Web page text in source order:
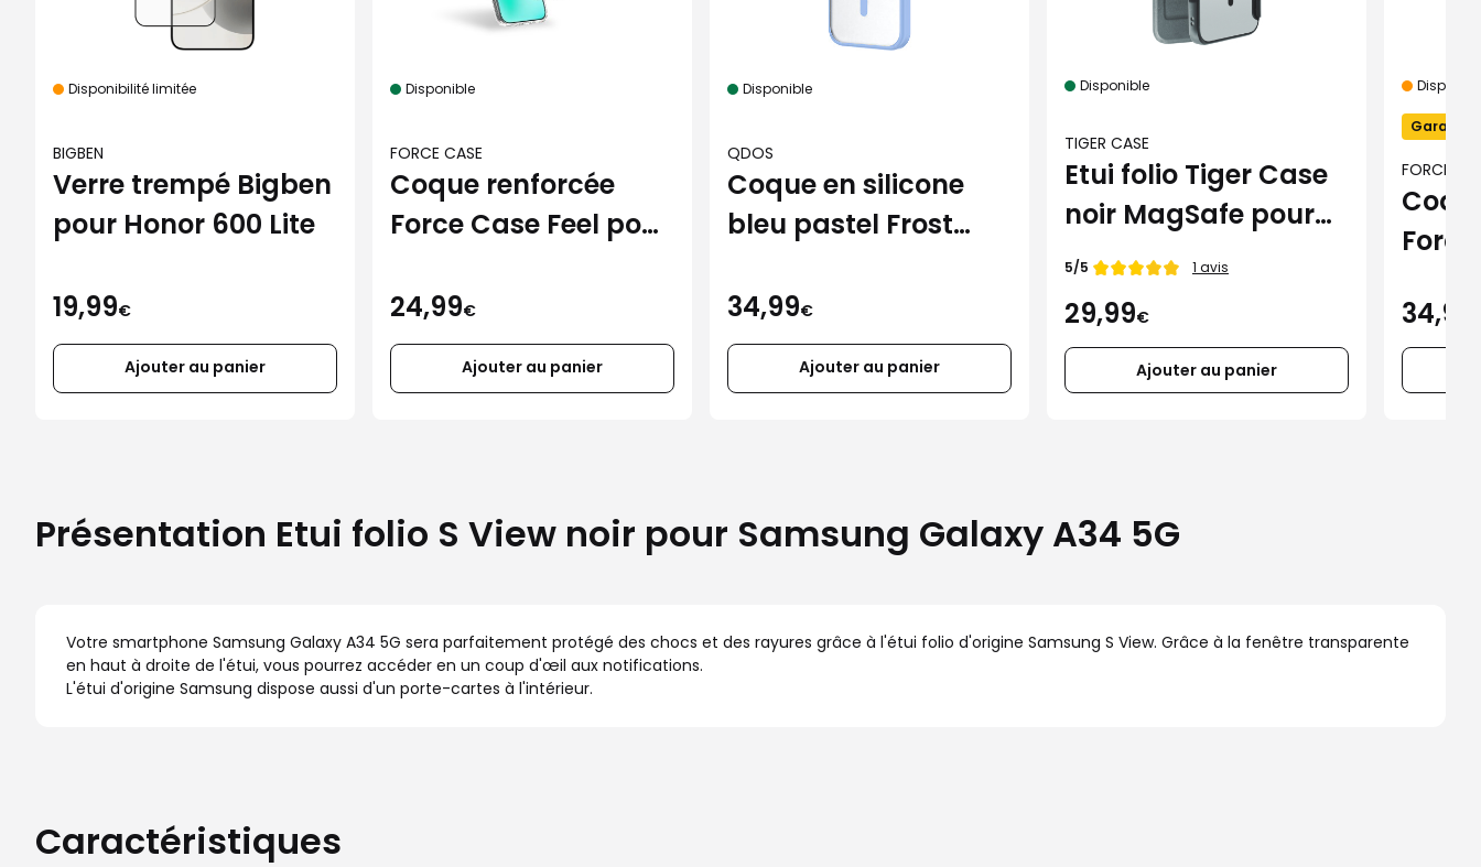
Disponibilité limitée
BIGBEN
Verre trempé Bigben
pour Honor 600 Lite
19,99€
Ajouter au panier
Disponible
FORCE CASE
Coque renforcée
Force Case Feel pour
24,99€
Ajouter au panier
Disponible
QDOS
Coque en silicone
bleu pastel Frost
34,99€
Ajouter au panier
Disponible
TIGER CASE
Etui folio Tiger Case
noir MagSafe pour
iPhone 16 Pro Max
Note de
5/5 1 avis
29,99€
Ajouter au panier
Garantie
FORCE
34,99
Présentation Etui folio S View noir pour Samsung Galaxy A34 5G
Votre smartphone Samsung Galaxy A34 5G sera parfaitement protégé des chocs et des rayures grâce à l'étui folio d'origine Samsung S View. Grâce à la fenêtre transparente
en haut à droite de l'étui, vous pourrez accéder en un coup d'œil aux notifications.
L'étui d'origine Samsung dispose aussi d'un porte-cartes à l'intérieur.
Caractéristiques